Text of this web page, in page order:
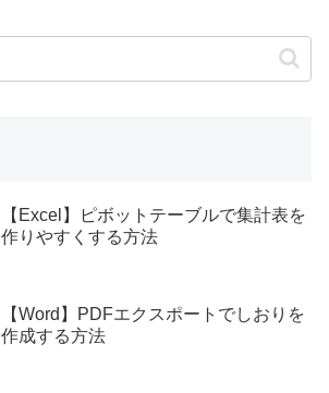
【Excel】ピボットテーブルで集計表を
作りやすくする方法
【Word】PDFエクスポートでしおりを
作成する方法